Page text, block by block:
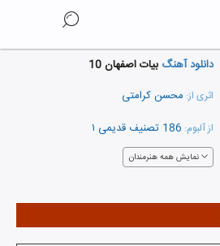
دانلود آهنگ بیات اصفهان 10
اثری از: محسن کرامتی
از آلبوم: 186 تصنیف قدیمی ۱
نمایش همه هنرمندان